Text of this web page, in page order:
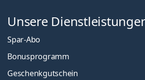
Unsere
Spar-Abo
Bonusprogramm
Geschenkgutschein